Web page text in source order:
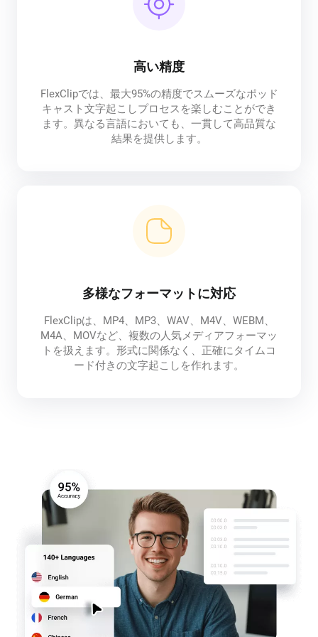
高い精度
FlexClipでは、最大95%の精度でスムーズなポッド
キャスト文字起こしプロセスを楽しむことができ
ます。異なる言語においても、一貫して高品質な
結果を提供します。
多様なフォーマットに対応
FlexClipは、MP4、MP3、WAV、M4V、WEBM、
M4A、MOVなど、複数の人気メディアフォーマッ
トを扱えます。形式に関係なく、正確にタイムコ
ード付きの文字起こしを作れます。